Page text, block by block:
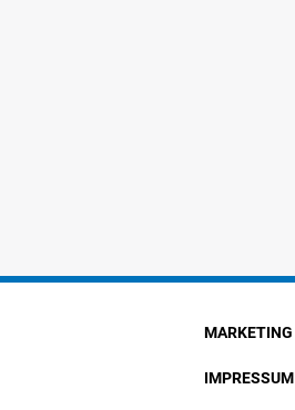
MARKETING
IMPRESSUM